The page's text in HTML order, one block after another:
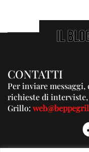
CONTATTI
Per inviare
richieste di interviste,
Grillo: